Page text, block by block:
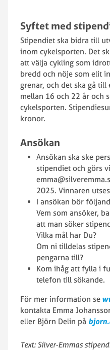
Syftet med
Stipendiet ska bidra till
inom cykelsporten. Det
att välja cykling som
bredd och nöje som elit
grenar, och det ska gå
mellan 16 och 22 år och
cykelsporten.
kronor.
Ansökan
Ansökan ska ske
stipendiet och görs
2025. Vinnaren
I ansökan bör
Vem som ansöker,
att man söker
Vilka mål har Du?
Om ni tilldelas
pengarna till?
Kom ihåg att fylla i
telefon till sökande.
För mer information se
kontakta Emma
eller Björn Delin på
Text: Silver-Emmas